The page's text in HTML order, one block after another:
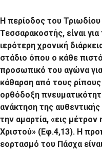
Η περίοδος του Τριωδίου
Τεσσαρακοστής, είναι
ιερότερη χρονική
στάδιο όπου ο κάθε
προσωπικό του αγώνα
κάθαρση από τους
ορθόδοξη
ανάκτηση της
την αμαρτία, «εις
Χριστού» (Εφ.4,13). Η
εορτασμό του Πάσχα